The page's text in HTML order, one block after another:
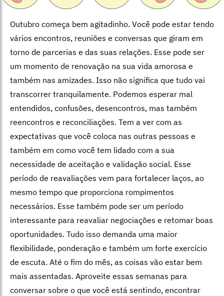
Outubro começa bem agitadinho. Você pode estar tendo
vários encontros, reuniões e conversas que giram em
torno de parcerias e das suas relações. Esse pode ser
um momento de renovação na sua vida amorosa e
também nas amizades. Isso não significa que tudo vai
transcorrer tranquilamente. Podemos esperar mal
entendidos, confusões, desencontros, mas também
reencontros e reconciliações. Tem a ver com as
expectativas que você coloca nas outras pessoas e
também em como você tem lidado com a sua
necessidade de aceitação e validação social. Esse
período de reavaliações vem para fortalecer laços, ao
mesmo tempo que proporciona rompimentos
necessários. Esse também pode ser um período
interessante para reavaliar negociações e retomar boas
oportunidades. Tudo isso demanda uma maior
flexibilidade, ponderação e também um forte exercício
de escuta. Até o fim do mês, as coisas vão estar bem
mais assentadas. Aproveite essas semanas para
conversar sobre o que você está sentindo, encontrar